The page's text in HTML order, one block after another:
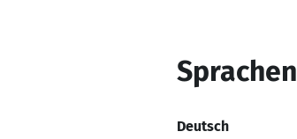
Sprachen
Deutsch